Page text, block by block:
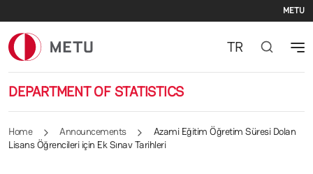
METU
DEPARTMENT OF STATISTICS
TR
Home Announcements
Azami Eğitim Öğretim Süresi Dolan
Lisans Öğrencileri için Ek Sınav Tarihleri